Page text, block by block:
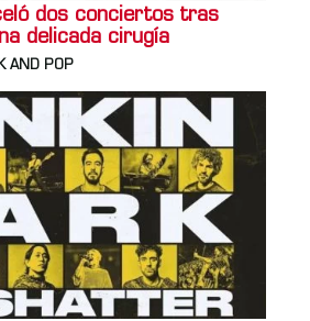
dos conciertos tras
delicada cirugía
AND POP